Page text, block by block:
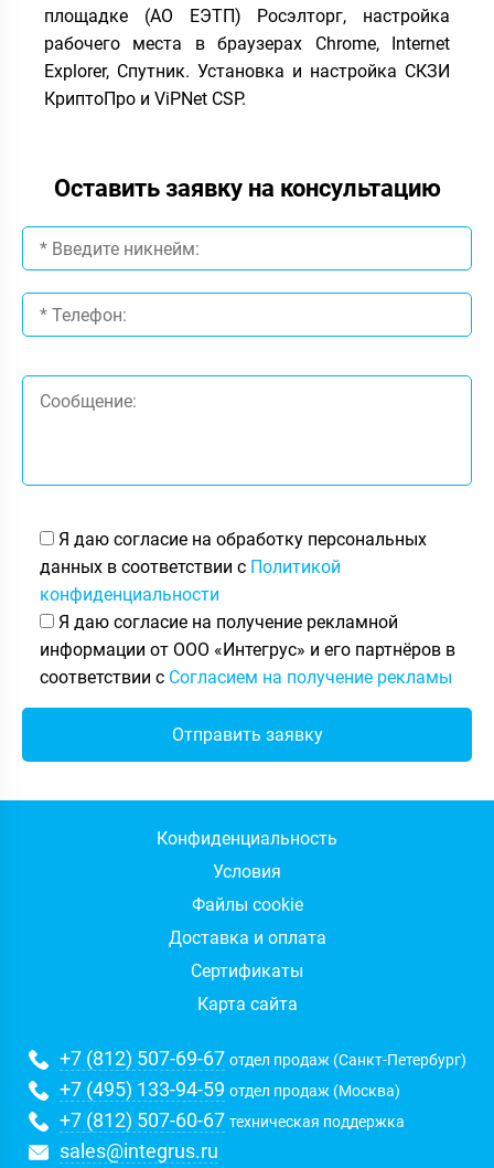
площадке (АО ЕЭТП) Росэлторг, настройка
рабочего места в браузерах Chrome, Internet
Explorer, Спутник. Установка и настройка СКЗИ
КриптоПро и ViPNet CSP.
Оставить заявку на консультацию
Я даю согласие на обработку персональных
данных в соответствии с Политикой
конфиденциальности
Я даю согласие на получение рекламной
информации от ООО «Интегрус» и его партнёров в
соответствии с Согласием на получение рекламы
Конфиденциальность
Условия
Файлы cookie
Доставка и оплата
Сертификаты
Карта сайта
+7 (812) 507-69-67 отдел продаж (Санкт-Петербург)
+7 (495) 133-94-59 отдел продаж (Москва)
+7 (812) 507-60-67 техническая поддержка
sales@integrus.ru